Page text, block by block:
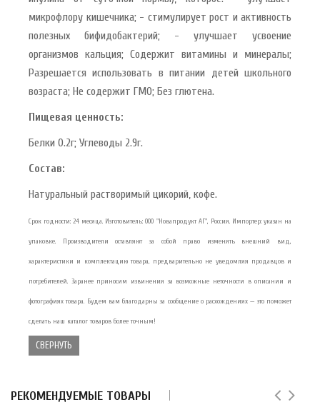
микрофлору кишечника; - стимулирует рост и активность
полезных бифидобактерий; - улучшает усвоение
организмов кальция; Содержит витамины и минералы;
Разрешается использовать в питании детей школьного
возраста; Не содержит ГМО; Без глютена.
Пищевая ценность:
Белки 0.2г; Углеводы 2.9г.
Состав:
Натуральный растворимый цикорий, кофе.
Срок годности: 24 месяца. Изготовитель: ООО "Новапродукт АГ", Россия. Импортер: указан на
упаковке. Производители оставляют за собой право изменять внешний вид,
характеристики и комплектацию товара, предварительно не уведомляя продавцов и
потребителей. Заранее приносим извинения за возможные неточности в описании и
фотографиях товара. Будем вам благодарны за сообщение о расхождениях — это поможет
сделать наш каталог товаров более точным!
СВЕРНУТЬ
РЕКОМЕНДУЕМЫЕ ТОВАРЫ